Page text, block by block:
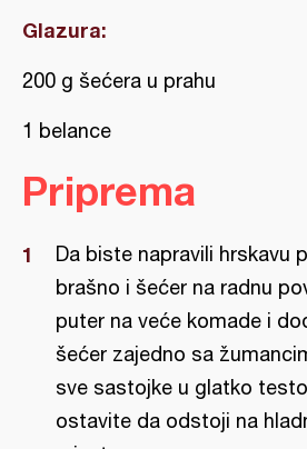
Glazura:
200 g šećera u prahu
1 belance
Priprema
Da biste napravili hrskavu
brašno i šećer na radnu
puter na veće komade i
šećer zajedno sa
sve sastojke u glatko
ostavite da odstoji na